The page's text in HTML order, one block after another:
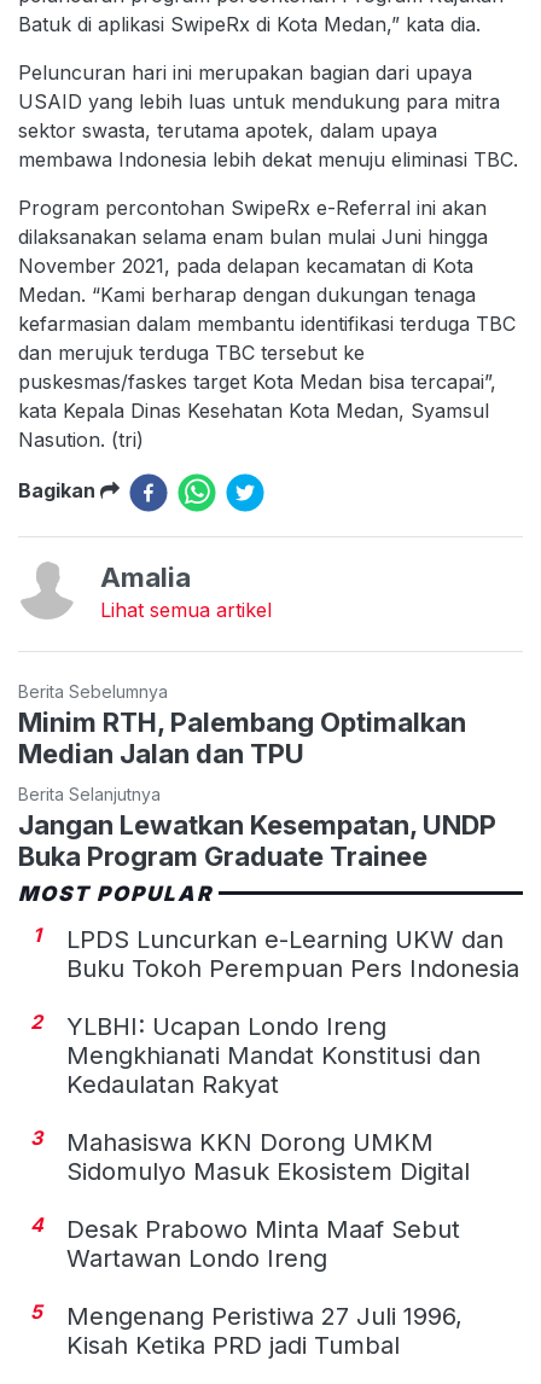
Batuk di aplikasi SwipeRx di Kota Medan,” kata dia.
Peluncuran hari ini merupakan bagian dari upaya
USAID yang lebih luas untuk mendukung para mitra
sektor swasta, terutama apotek, dalam upaya
membawa Indonesia lebih dekat menuju eliminasi TBC.
Program percontohan SwipeRx e-Referral ini akan
dilaksanakan selama enam bulan mulai Juni hingga
November 2021, pada delapan kecamatan di Kota
Medan. “Kami berharap dengan dukungan tenaga
kefarmasian dalam membantu identifikasi terduga TBC
dan merujuk terduga TBC tersebut ke
puskesmas/faskes target Kota Medan bisa tercapai”,
kata Kepala Dinas Kesehatan Kota Medan, Syamsul
Nasution. (tri)
Bagikan
Amalia
Lihat semua artikel
Berita Sebelumnya
Minim RTH, Palembang Optimalkan
Median Jalan dan TPU
Berita Selanjutnya
Jangan Lewatkan Kesempatan, UNDP
Buka Program Graduate Trainee
MOST POPULAR
1
LPDS Luncurkan e-Learning UKW dan
Buku Tokoh Perempuan Pers Indonesia
2
YLBHI: Ucapan Londo Ireng
Mengkhianati Mandat Konstitusi dan
Kedaulatan Rakyat
3
Mahasiswa KKN Dorong UMKM
Sidomulyo Masuk Ekosistem Digital
4
Desak Prabowo Minta Maaf Sebut
Wartawan Londo Ireng
5
Mengenang Peristiwa 27 Juli 1996,
Kisah Ketika PRD jadi Tumbal